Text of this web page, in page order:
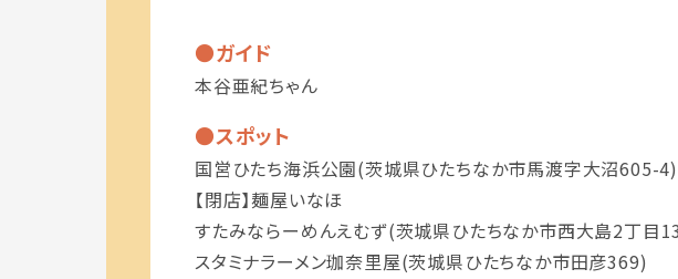
ガイド
本谷亜紀ちゃん
スポット
国営ひたち海浜公園(茨城県ひたちなか市馬渡字大沼605-4)
【閉店】麺屋いなほ
すたみならーめんえむず(茨城県ひたちなか市西大島2丁目
スタミナラーメン珈奈里屋(茨城県ひたちなか市田彦369)